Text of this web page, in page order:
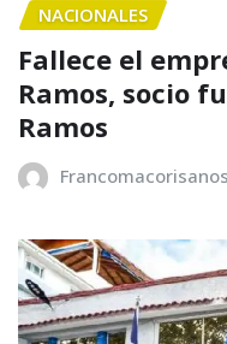
NACIONALES
Fallece el
Ramos, socio
Ramos
Francomacorisanos